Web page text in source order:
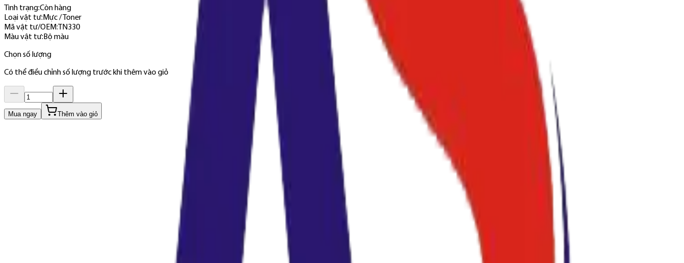
Tình trạng:Còn hàng
Loại vật tư: Mực / Toner
Mã vật tư/OEM: TN330
Màu vật tư: Bộ màu
Chọn số lượng
Có thể điều chỉnh số lượng trước khi thêm vào giỏ
Mua ngay Thêm vào giỏ